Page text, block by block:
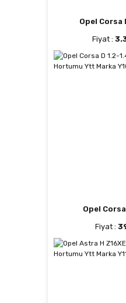
Opel Corsa
Fiyat :
Opel
Fiyat :